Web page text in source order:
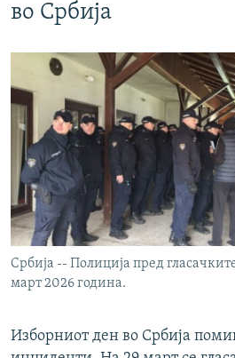
во Србија
Србија -- Полиција пред
март 2026 година.
Изборниот ден во Србија